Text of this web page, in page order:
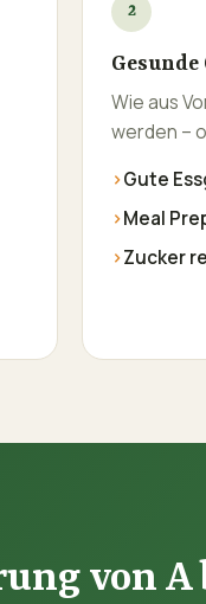
2
Wie aus
werden –
›Gute
›Meal
›Zucker
von A